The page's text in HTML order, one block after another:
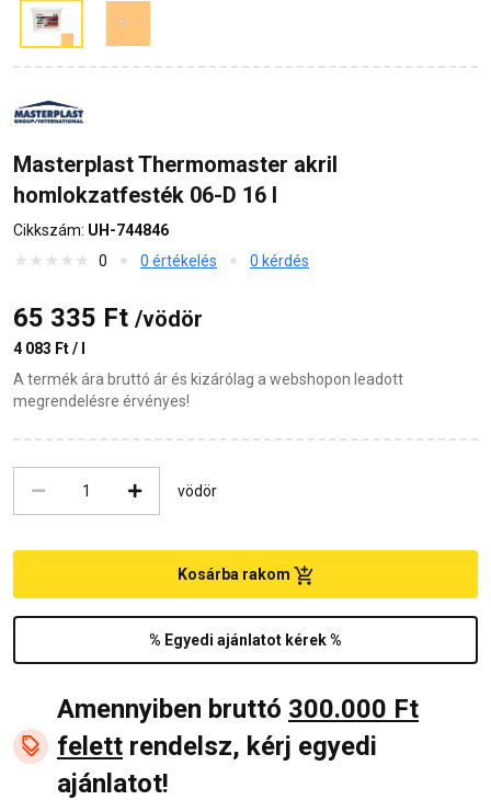
Masterplast Thermomaster akril
homlokzatfesték 06-D 16 l
Cikkszám: UH-744846
0
0 értékelés 0 kérdés
65 335 Ft /vödör
4 083 Ft / l
A termék ára bruttó ár és kizárólag a webshopon leadott
megrendelésre érvényes!
vödör
% Egyedi ajánlatot kérek %
Kosárba rakom
Amennyiben bruttó 300.000 Ft
felett rendelsz, kérj egyedi
ajánlatot!